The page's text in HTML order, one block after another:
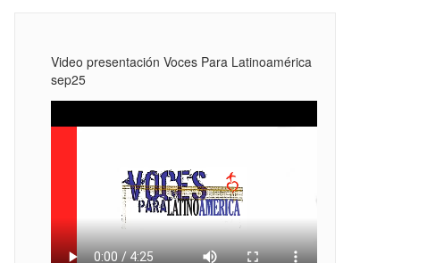
Video presentación Voces Para Latinoamérica
sep25